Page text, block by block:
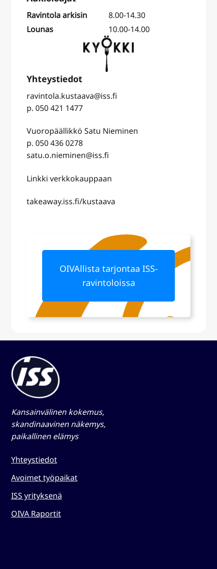
Ravintola arkisin
8.00-14.30
Lounas
10.00-14.00
ravintola.kustaava@iss.fi
p. 050 421 1477
Vuoropäällikkö Satu Nieminen
p. 050 436 0278
satu.o.nieminen@iss.fi
Linkki verkkokauppaan
takeaway.iss.fi/kustaava
OIVAllista tarjontaa ISS-
ravintoloissa
Kansainvälinen kokemus,
skandinaavinen näkemys,
paikallinen elämys​
Yhteystiedot
Avoimet työpaikat
ISS yrityksenä
OIVA Raportit